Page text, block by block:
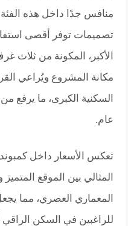
منافس جدًا داخل هذه
تصميمات توفر أقصى
الأكبر، المكونة من
مكانة المشروع ويُراعي
السكنية الكبرى، ما يرفع من
عام.
تعكس الأسعار داخل
المثالي بين الموقع
المعماري العصري، مما
للراغبين في السكن الراقي